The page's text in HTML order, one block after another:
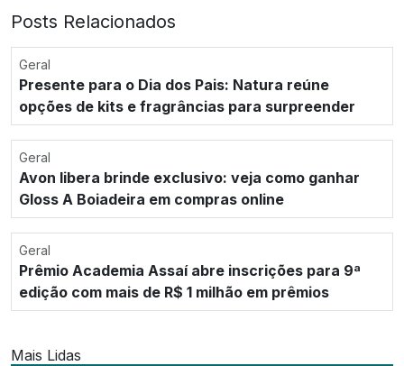
Posts Relacionados
Geral
Presente para o Dia dos Pais: Natura reúne
opções de kits e fragrâncias para surpreender
Geral
Avon libera brinde exclusivo: veja como ganhar
Gloss A Boiadeira em compras online
Geral
Prêmio Academia Assaí abre inscrições para 9ª
edição com mais de R$ 1 milhão em prêmios
Mais Lidas